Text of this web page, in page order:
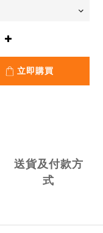
立即購買
送貨及付款方
式